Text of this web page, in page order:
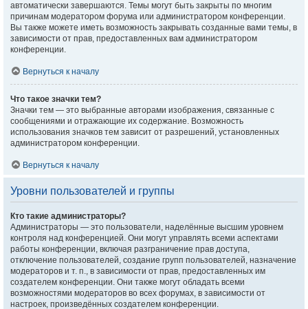
автоматически завершаются. Темы могут быть закрыты по многим
причинам модератором форума или администратором конференции.
Вы также можете иметь возможность закрывать созданные вами темы, в
зависимости от прав, предоставленных вам администратором
конференции.
Вернуться к началу
Что такое значки тем?
Значки тем — это выбранные авторами изображения, связанные с
сообщениями и отражающие их содержание. Возможность
использования значков тем зависит от разрешений, установленных
администратором конференции.
Вернуться к началу
Уровни пользователей и группы
Кто такие администраторы?
Администраторы — это пользователи, наделённые высшим уровнем
контроля над конференцией. Они могут управлять всеми аспектами
работы конференции, включая разграничение прав доступа,
отключение пользователей, создание групп пользователей, назначение
модераторов и т. п., в зависимости от прав, предоставленных им
создателем конференции. Они также могут обладать всеми
возможностями модераторов во всех форумах, в зависимости от
настроек, произведённых создателем конференции.